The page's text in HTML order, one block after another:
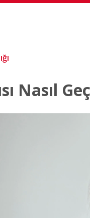
Nasıl